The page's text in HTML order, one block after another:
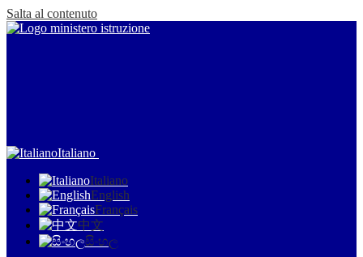
Salta al contenuto
Italiano
Italiano
English
Français
中文
සිංහල